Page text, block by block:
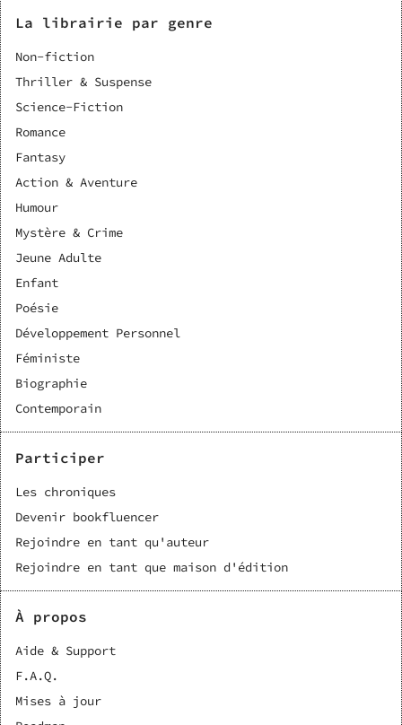
La librairie par genre
Non-fiction
Thriller & Suspense
Science-Fiction
Romance
Fantasy
Action & Aventure
Humour
Mystère & Crime
Jeune Adulte
Enfant
Poésie
Développement Personnel
Féministe
Biographie
Contemporain
Participer
Les chroniques
Devenir bookfluencer
Rejoindre en tant qu'auteur
Rejoindre en tant que maison d'édition
À propos
Aide & Support
F.A.Q.
Mises à jour